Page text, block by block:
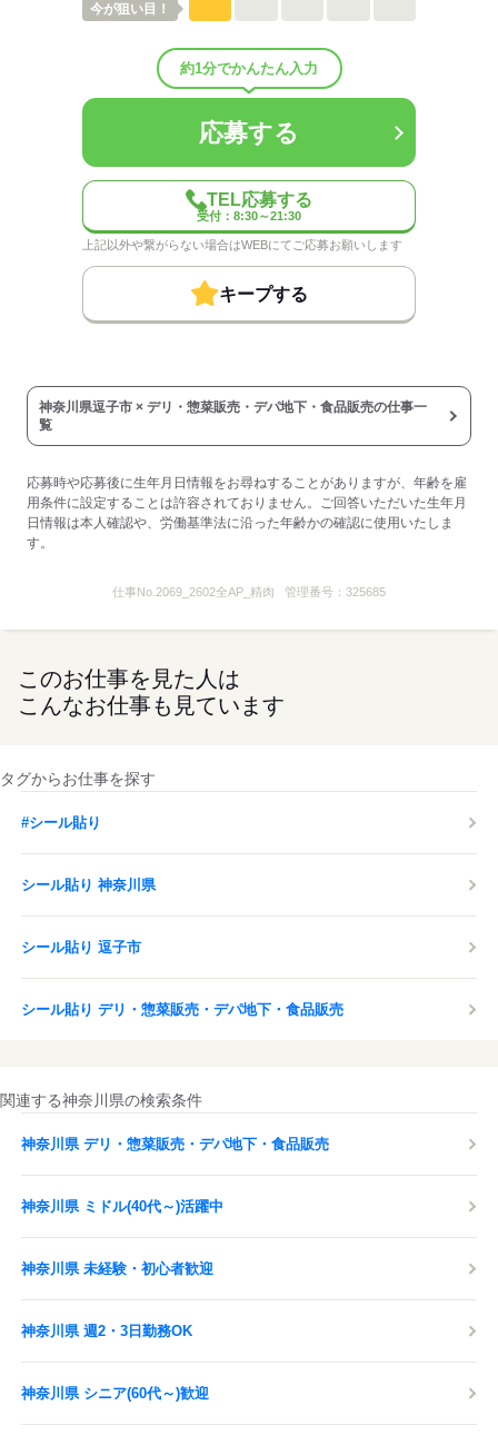
配属先部署：
■扶養控除内勤務可能
■昇給あり（年1回）
■オーケー調剤薬局での調剤のお薬代一部負担
■更衣室（共用ロッカー）あり
■休憩室あり
※レンジ・電気ポット・冷蔵庫完備
■制服貸与
※防寒用にブルゾンの貸し出しも◎
※レジのみカーディガンの貸出あり
■年始三が日休業
■慶弔見舞金等
■永年勤続表彰
食材を扱う部門ではマスク着用
レジ・グロサリー・ハローマンは任意
※当店は屋内全面禁煙です
今が狙い目！
約1分でかんたん入力
応募する
TEL応募する
受付：8:30～21:30
上記以外や繋がらない場合はWEBにてご応募お願いします
キープする
神奈川県逗子市 × デリ・惣菜販売・デパ地下・食品販売の仕事一
覧
応募時や応募後に生年月日情報をお尋ねすることがありますが、年齢を雇
用条件に設定することは許容されておりません。ご回答いただいた生年月
日情報は本人確認や、労働基準法に沿った年齢かの確認に使用いたしま
す。
仕事No. 2069_2602全AP_精肉 管理番号：325685
このお仕事を見た人は
こんなお仕事も見ています
タグからお仕事を探す
#シール貼り
シール貼り 神奈川県
シール貼り 逗子市
シール貼り デリ・惣菜販売・デパ地下・食品販売
関連する神奈川県の検索条件
神奈川県 デリ・惣菜販売・デパ地下・食品販売
神奈川県 ミドル(40代～)活躍中
神奈川県 未経験・初心者歓迎
神奈川県 週2・3日勤務OK
神奈川県 シニア(60代～)歓迎